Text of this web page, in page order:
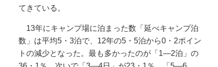
てきている。
13年にキャンプ場に泊まった数「延べキャンプ泊
数」は平均5・3泊で、12年の5・5泊から0・2ポイン
トの減少となった。最も多かったのが「1―2泊」の